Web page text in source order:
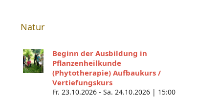
Natur
Beginn der Ausbildung in
Pflanzenheilkunde
(Phytotherapie) Aufbaukurs /
Vertiefungskurs
Fr. 23.10.2026 - Sa. 24.10.2026 | 15:00